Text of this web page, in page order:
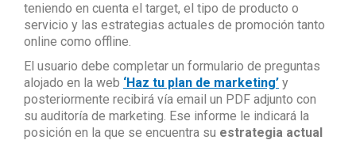
teniendo en cuenta el target, el tipo de producto o
servicio y las estrategias actuales de promoción tanto
online como offline.
El usuario debe completar un formulario de preguntas
alojado en la web ‘Haz tu plan de marketing’ y
posteriormente recibirá vía email un PDF adjunto con
su auditoría de marketing. Ese informe le indicará la
posición en la que se encuentra su estrategia actual